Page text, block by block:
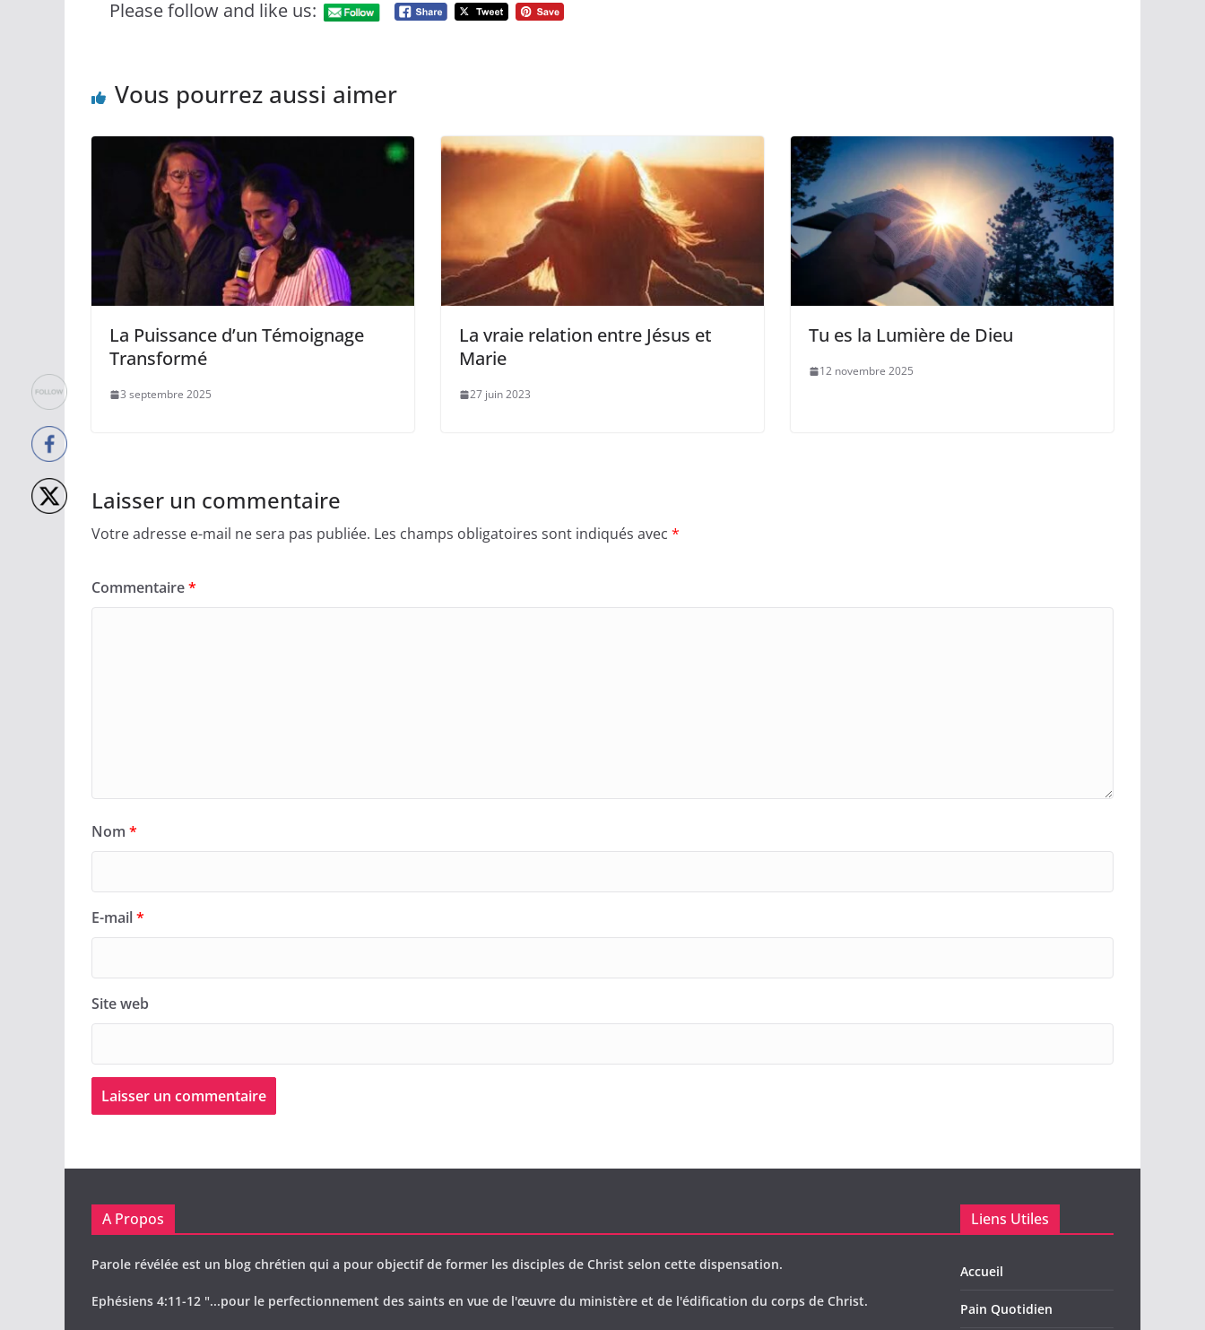
diminuer
le
volume.
Please follow and like us:
Vous pourrez aussi aimer
La Puissance d’un Témoignage
Transformé
3 septembre 2025
La vraie relation entre Jésus et
Marie
27 juin 2023
Tu es la Lumière de Dieu
12 novembre 2025
Laisser un commentaire
Votre adresse e-mail ne sera pas publiée. Les champs obligatoires sont indiqués avec *
Commentaire*
Nom *
E-mail*
Site web
A Propos
Parole révélée est un blog chrétien qui a pour objectif de former les disciples de Christ selon cette dispensation.
Ephésiens 4:11-12 "...pour le perfectionnement des saints en vue de l'œuvre du ministère et de l'édification du corps de Christ.
Liens Utiles
Accueil
Pain Quotidien